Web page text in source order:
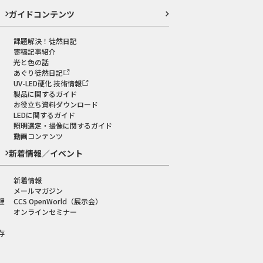
ガイドコンテンツ
課題解決！徒然日記
寄稿記事紹介
光と色の話
あぐり徒然日記
UV-LED硬化 技術情報
製品に関するガイド
お役立ち資料ダウンロード
LEDに関するガイド
照明選定・撮像に関するガイド
動画コンテンツ
新着情報／イベント
新着情報
メールマガジン
CCS OpenWorld（展示会）
オンラインセミナー